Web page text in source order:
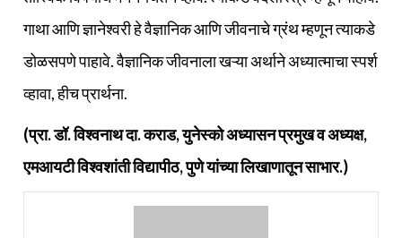
गाथा आणि ज्ञानेश्वरी हे वैज्ञानिक आणि जीवनाचे ग्रंथ म्हणून त्याकडे
डोळसपणे पाहावे. वैज्ञानिक जीवनाला खऱ्या अर्थाने अध्यात्माचा स्पर्श
व्हावा, हीच प्रार्थना.
(प्रा. डॉ. विश्वनाथ दा. कराड, युनेस्को अध्यासन प्रमुख व अध्यक्ष,
एमआयटी विश्वशांती विद्यापीठ, पुणे यांच्या लिखाणातून साभार.)